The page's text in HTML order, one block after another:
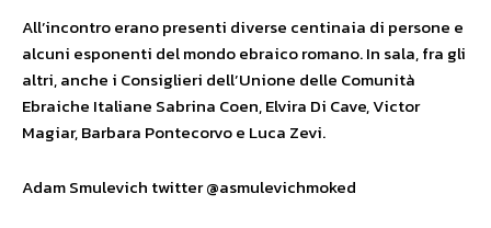
All’incontro erano presenti diverse centinaia di persone e
alcuni esponenti del mondo ebraico romano. In sala, fra gli
altri, anche i Consiglieri dell’Unione delle Comunità
Ebraiche Italiane Sabrina Coen, Elvira Di Cave, Victor
Magiar, Barbara Pontecorvo e Luca Zevi.
Adam Smulevich twitter @asmulevichmoked